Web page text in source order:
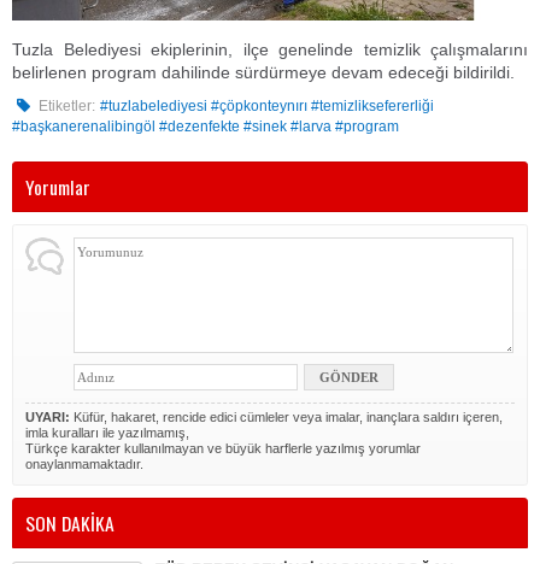
Tuzla Belediyesi ekiplerinin, ilçe genelinde temizlik çalışmalarını
belirlenen program dahilinde sürdürmeye devam edeceği bildirildi.
Etiketler: #tuzlabelediyesi #çöpkonteynırı #temizliksefererliği
#başkanerenalibingöl #dezenfekte #sinek #larva #program
Yorumlar
UYARI: Küfür, hakaret, rencide edici cümleler veya imalar, inançlara saldırı içeren,
imla kuralları ile yazılmamış,
Türkçe karakter kullanılmayan ve büyük harflerle yazılmış yorumlar
onaylanmamaktadır.
SON DAKİKA